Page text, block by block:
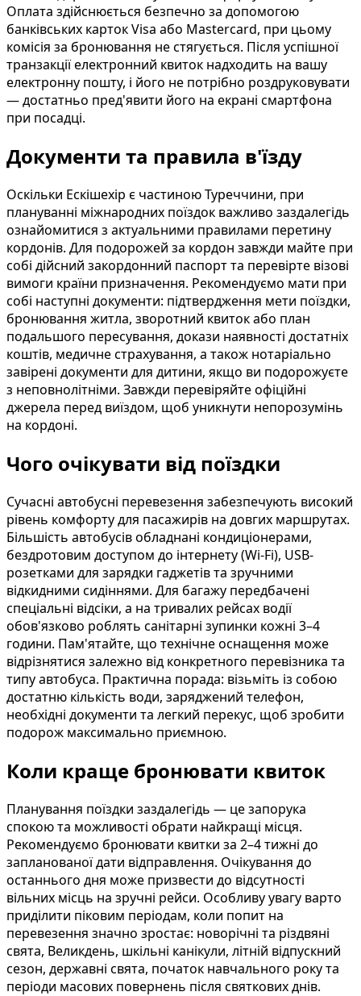
Оплата здійснюється безпечно за допомогою
банківських карток Visa або Mastercard, при цьому
комісія за бронювання не стягується. Після успішної
транзакції електронний квиток надходить на вашу
електронну пошту, і його не потрібно роздруковувати
— достатньо пред'явити його на екрані смартфона
при посадці.
Документи та правила в'їзду
Оскільки Ескішехір є частиною Туреччини, при
плануванні міжнародних поїздок важливо заздалегідь
ознайомитися з актуальними правилами перетину
кордонів. Для подорожей за кордон завжди майте при
собі дійсний закордонний паспорт та перевірте візові
вимоги країни призначення. Рекомендуємо мати при
собі наступні документи: підтвердження мети поїздки,
бронювання житла, зворотний квиток або план
подальшого пересування, докази наявності достатніх
коштів, медичне страхування, а також нотаріально
завірені документи для дитини, якщо ви подорожуєте
з неповнолітніми. Завжди перевіряйте офіційні
джерела перед виїздом, щоб уникнути непорозумінь
на кордоні.
Чого очікувати від поїздки
Сучасні автобусні перевезення забезпечують високий
рівень комфорту для пасажирів на довгих маршрутах.
Більшість автобусів обладнані кондиціонерами,
бездротовим доступом до інтернету (Wi-Fi), USB-
розетками для зарядки гаджетів та зручними
відкидними сидіннями. Для багажу передбачені
спеціальні відсіки, а на тривалих рейсах водії
обов'язково роблять санітарні зупинки кожні 3–4
години. Пам'ятайте, що технічне оснащення може
відрізнятися залежно від конкретного перевізника та
типу автобуса. Практична порада: візьміть із собою
достатню кількість води, заряджений телефон,
необхідні документи та легкий перекус, щоб зробити
подорож максимально приємною.
Коли краще бронювати квиток
Планування поїздки заздалегідь — це запорука
спокою та можливості обрати найкращі місця.
Рекомендуємо бронювати квитки за 2–4 тижні до
запланованої дати відправлення. Очікування до
останнього дня може призвести до відсутності
вільних місць на зручні рейси. Особливу увагу варто
приділити піковим періодам, коли попит на
перевезення значно зростає: новорічні та різдвяні
свята, Великдень, шкільні канікули, літній відпускний
сезон, державні свята, початок навчального року та
періоди масових повернень після святкових днів.